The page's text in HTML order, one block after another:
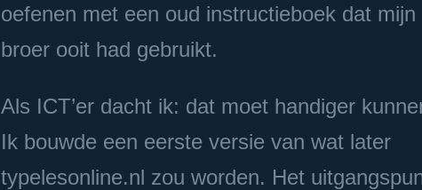
oefenen met een oud instructieboek dat mijn
broer ooit had gebruikt.
Als ICT’er dacht ik: dat moet handiger
Ik bouwde een eerste versie van wat later
typelesonline.nl zou worden. Het